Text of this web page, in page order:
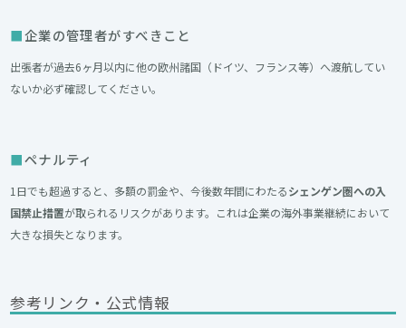
企業の管理者がすべきこと
出張者が過去6ヶ月以内に他の欧州諸国（ドイツ、フランス等）へ渡航してい
ないか必ず確認してください。
ペナルティ
1日でも超過すると、多額の罰金や、今後数年間にわたるシェンゲン圏への入
国禁止措置が取られるリスクがあります。これは企業の海外事業継続において
大きな損失となります。
参考リンク・公式情報